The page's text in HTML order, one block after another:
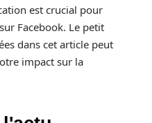
est crucial pour
Facebook. Le petit
dans cet article peut
impact sur la